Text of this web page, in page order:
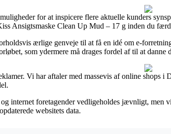
for at inspicere flere aktuelle kunders
Ansigtsmaske Clean Up Mud – 17 g inden du
ærlige genveje til at få en idé om e-
som ydermere må drages fordel af til at
Vi har aftaler med massevis af online shops
internet foretagender vedligeholdes jævnligt,
websitets data.